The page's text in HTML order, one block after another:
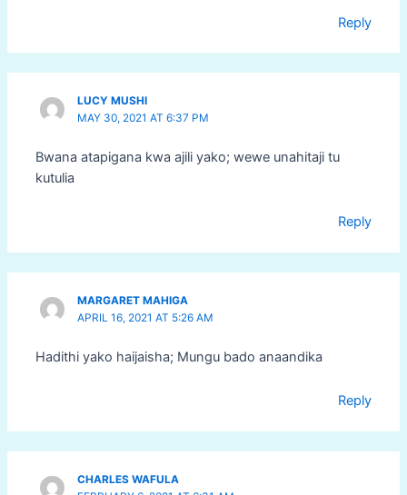
Reply
LUCY MUSHI
MAY 30, 2021 AT 6:37 PM
Bwana atapigana kwa ajili yako; wewe unahitaji tu
kutulia
Reply
MARGARET MAHIGA
APRIL 16, 2021 AT 5:26 AM
Hadithi yako haijaisha; Mungu bado anaandika
Reply
CHARLES WAFULA